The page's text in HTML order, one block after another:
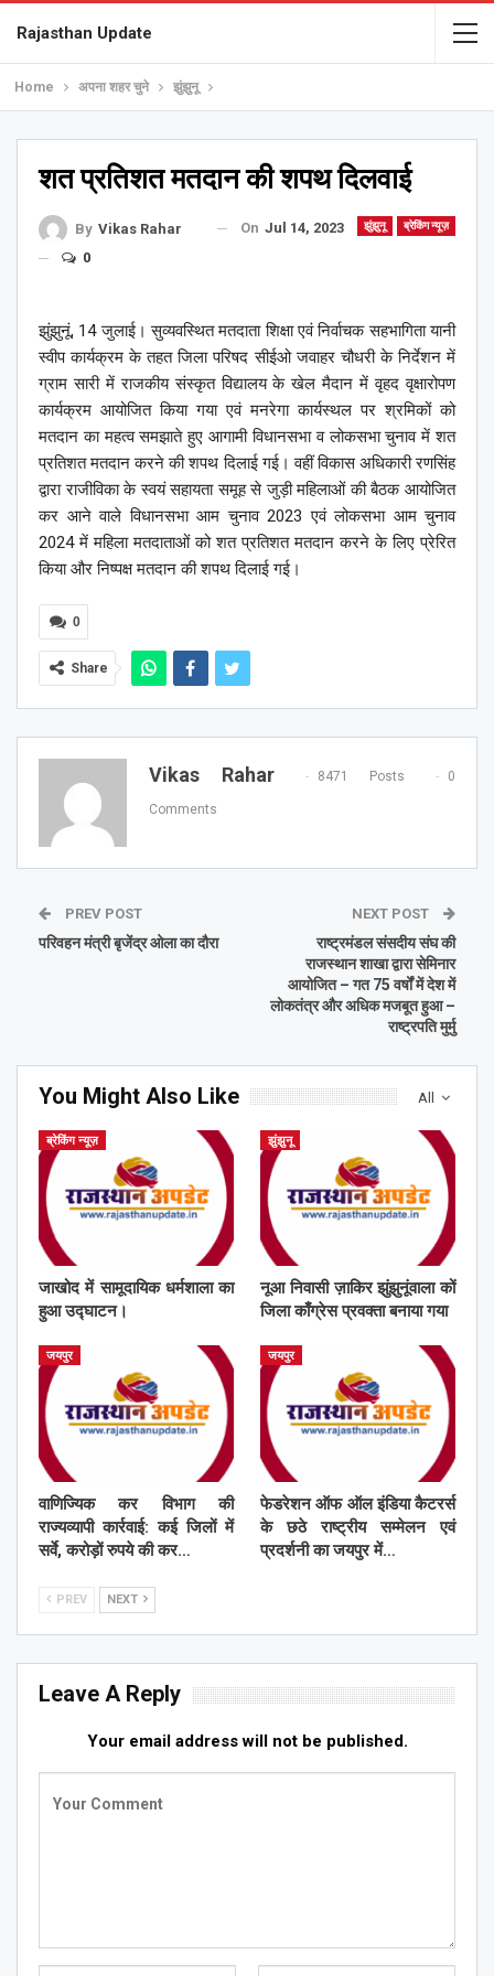
Rajasthan Update
Home अपना शहर चुने झुंझुनू
शत प्रतिशत मतदान की शपथ दिलवाई
झुंझुनू ब्रेकिंग न्यूज़
By Vikas Rahar On Jul 14, 2023
0
झुंझुनूं, 14 जुलाई। सुव्यवस्थित मतदाता शिक्षा एवं निर्वाचक सहभागिता यानी
स्वीप कार्यक्रम के तहत जिला परिषद सीईओ जवाहर चौधरी के निर्देशन में
ग्राम सारी में राजकीय संस्कृत विद्यालय के खेल मैदान में वृहद वृक्षारोपण
कार्यक्रम आयोजित किया गया एवं मनरेगा कार्यस्थल पर श्रमिकों को
मतदान का महत्व समझाते हुए आगामी विधानसभा व लोकसभा चुनाव में शत
प्रतिशत मतदान करने की शपथ दिलाई गई। वहीं विकास अधिकारी रणसिंह
द्वारा राजीविका के स्वयं सहायता समूह से जुड़ी महिलाओं की बैठक आयोजित
कर आने वाले विधानसभा आम चुनाव 2023 एवं लोकसभा आम चुनाव
2024 में महिला मतदाताओं को शत प्रतिशत मतदान करने के लिए प्रेरित
किया और निष्पक्ष मतदान की शपथ दिलाई गई।
0
Share
Vikas Rahar 8471 Posts 0
Comments
PREV POST
परिवहन मंत्री बृजेंद्र ओला का दौरा
NEXT POST
राष्ट्रमंडल संसदीय संघ की
राजस्थान शाखा द्वारा सेमिनार
आयोजित – गत 75 वर्षों में देश में
लोकतंत्र और अधिक मजबूत हुआ –
राष्ट्रपति मुर्मु
All
You Might Also Like
ब्रेकिंग न्यूज़
जाखोद में सामूदायिक धर्मशाला का
हुआ उद्घाटन।
झुंझुनू
नूआ निवासी ज़ाकिर झुंझुनूंवाला कों
जिला काँग्रेस प्रवक्ता बनाया गया
जयपुर
वाणिज्यिक कर विभाग की
राज्यव्यापी कार्रवाई: कई जिलों में
सर्वे, करोड़ों रुपये की कर…
जयपुर
फेडरेशन ऑफ ऑल इंडिया कैटरर्स
के छठे राष्ट्रीय सम्मेलन एवं
प्रदर्शनी का जयपुर में…
PREV NEXT
Leave A Reply
Your email address will not be published.